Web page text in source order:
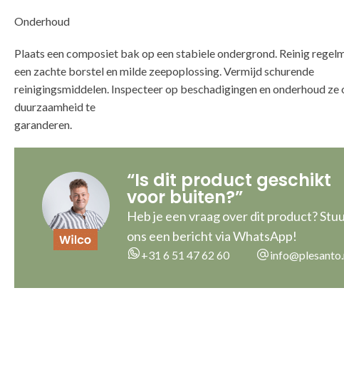
Onderhoud
Plaats een composiet bak op een stabiele ondergrond. Reinig
een zachte borstel en milde zeepoplossing. Vermijd schurende
reinigingsmiddelen. Inspecteer op beschadigingen en onderhoud ze
duurzaamheid te
“Is dit product geschikt
voor buiten?”
Heb je een vraag over dit product?
ons een bericht via WhatsApp!
+31 6 51 47 62 60